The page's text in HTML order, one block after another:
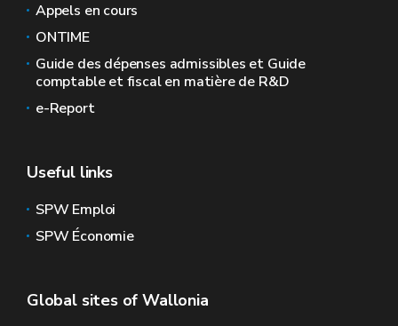
Appels en cours
ONTIME
Guide des dépenses admissibles et Guide
comptable et fiscal en matière de R&D
e-Report
Useful links
SPW Emploi
SPW Économie
Global sites of Wallonia